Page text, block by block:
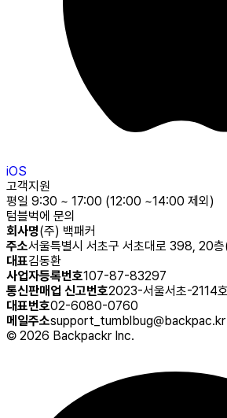
iOS
고객지원
평일 9:30 ~ 17:00 (12:00 ~14:00 제외)
텀블벅에 문의
회사명(주) 백패커
주소서울특별시 서초구 서초대로 398, 20
대표김동환
사업자등록번호107-87-83297
통신판매업 신고번호2023-서울서초-2114호
대표번호02-6080-0760
메일주소support_tumblbug@backpac.kr
© 2026 Backpackr Inc.